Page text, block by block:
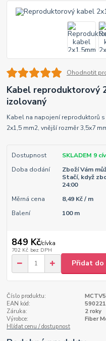
Ohodnotit
Kabel reproduktorový
izolovaný
Kabel na napojení reproduktorů
2x1,5 mm2, vnější rozměr 3,5x7
Dostupnost
SKLADEM 9
Doba dodání
Zboží Vám
Stačí, když
24:00
Měrná cena
8,49 Kč / m
Balení
100 m
849 Kč/cívka
702 Kč bez DPH
Přidat do
Číslo produktu:
EAN kód:
Záruka:
2 roky
Výrobce:
Fiber
Hlídat cenu / dostupnost